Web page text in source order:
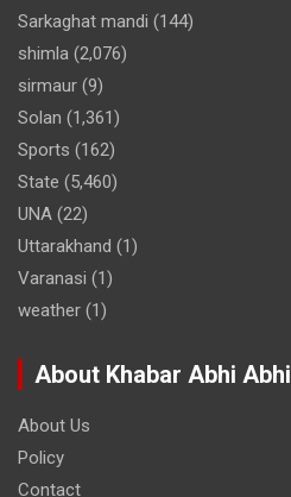
Sarkaghat mandi (144)
shimla (2,076)
sirmaur (9)
Solan (1,361)
Sports (162)
State (5,460)
UNA (22)
Uttarakhand (1)
Varanasi (1)
weather (1)
About Khabar Abhi Abhi
About Us
Policy
Contact